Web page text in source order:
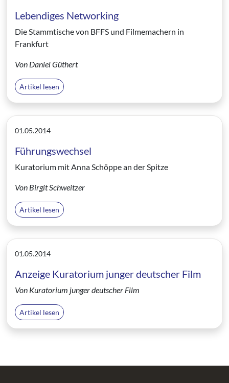
Lebendiges Networking
Die Stammtische von BFFS und Filmemachern in
Frankfurt
Von Daniel Güthert
Artikel lesen
01.05.2014
Führungswechsel
Kuratorium mit Anna Schöppe an der Spitze
Von Birgit Schweitzer
Artikel lesen
01.05.2014
Anzeige Kuratorium junger deutscher Film
Von Kuratorium junger deutscher Film
Artikel lesen